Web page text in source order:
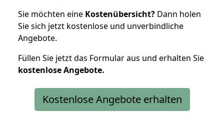
Sie möchten eine Kostenübersicht? Dann holen
Sie sich jetzt kostenlose und unverbindliche
Angebote.
Füllen Sie jetzt das Formular aus und erhalten Sie
kostenloseAngebote.
Kostenlose Angebote erhalten